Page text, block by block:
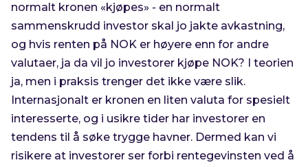
normalt kronen «kjøpes» - en normalt
sammenskrudd investor skal jo jakte avkastning,
og hvis renten på NOK er høyere enn for andre
valutaer, ja da vil jo investorer kjøpe NOK? I teorien
ja, men i praksis trenger det ikke være slik.
Internasjonalt er kronen en liten valuta for spesielt
interesserte, og i usikre tider har investorer en
tendens til å søke trygge havner. Dermed kan vi
risikere at investorer ser forbi rentegevinsten ved å